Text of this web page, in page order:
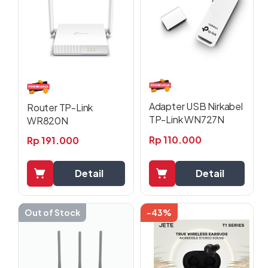
Router TP-Link
WR820N
Rp191.000
Detail
Adapter USB Nirkabel
TP-Link WN727N
Rp110.000
Detail
-5%
Out of Stock -43%
Produk
memiliki
beberapa